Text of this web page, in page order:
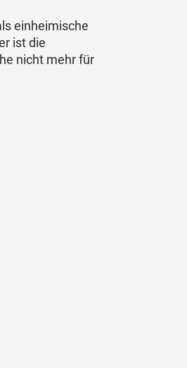
einheimische
ist die
nicht mehr für